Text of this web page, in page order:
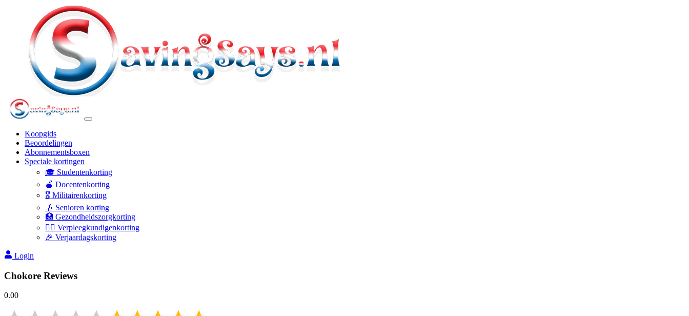
Koopgids
Beoordelingen
Abonnementsboxen
Speciale kortingen
🎓 Studentenkorting
🍎 Docentenkorting
🎖️ Militairenkorting
👴 Senioren korting
🏥 Gezondheidszorgkorting
👩‍⚕️ Verpleegkundigenkorting
🎉 Verjaardagskorting
Login
Chokore Reviews
0.00